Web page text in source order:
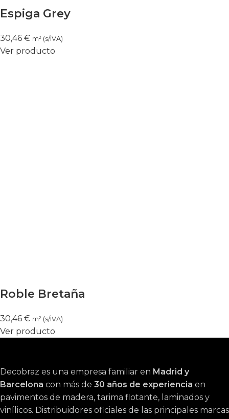
Espiga Grey
30,46 € m² (s/IVA)
Ver producto
Roble Bretaña
30,46 € m² (s/IVA)
Ver producto
Decobraz es una empresa familiar en Madrid y
Barcelona con más de 30 años de experiencia en
pavimentos de madera, tarima flotante, laminados y
vinílicos. Distribuidores oficiales de las principales marcas